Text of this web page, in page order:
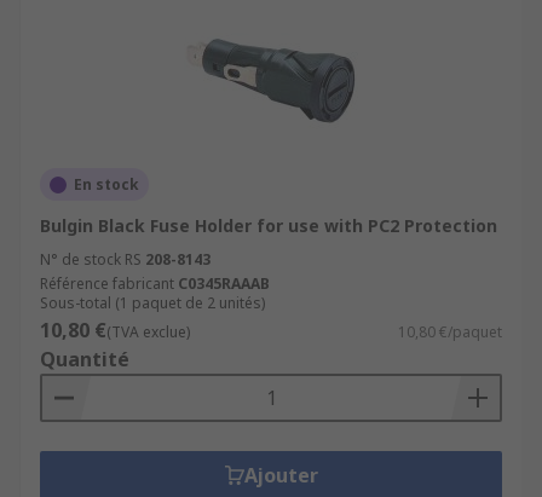
En stock
Bulgin Black Fuse Holder for use with PC2 Protection
N° de stock RS 208-8143
Référence fabricant C0345RAAAB
Sous-total (1 paquet de 2 unités)
10,80 €(TVA exclue) 10,80 €/paquet
Quantité
Ajouter